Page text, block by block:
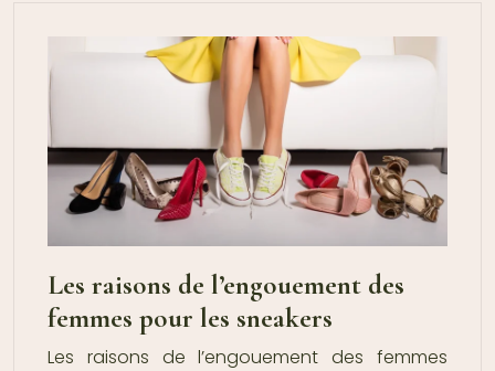
Les raisons de l’engouement des
femmes pour les sneakers
Les raisons de l’engouement des femmes